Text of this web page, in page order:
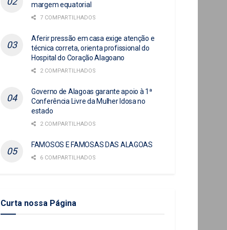
margem equatorial
7 COMPARTILHADOS
Aferir pressão em casa exige atenção e
técnica correta, orienta profissional do
Hospital do Coração Alagoano
2 COMPARTILHADOS
Governo de Alagoas garante apoio à 1ª
Conferência Livre da Mulher Idosa no
estado
2 COMPARTILHADOS
FAMOSOS E FAMOSAS DAS ALAGOAS
6 COMPARTILHADOS
Curta nossa Página